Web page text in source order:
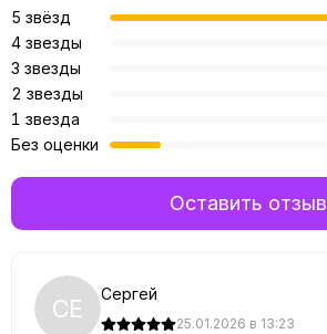
СЕ Сергей
25.01.2026 в 13:23
5 звёзд
4 звезды
3 звезды
2 звезды
1 звезда
Без оценки
Оставить отзыв